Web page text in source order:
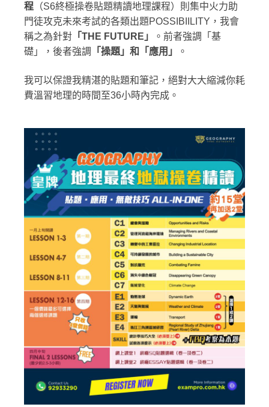
程 （S6終極操卷貼題精讀地理課程）則集中火力助
門徒攻克未來考試的各類出題POSSIBIILITY，我會
稱之為針對 「THE FUTURE 」
。前者強調「基
礎」，後者強調
「操題」和「應用」 。
我可以保證我精湛的貼題和筆記，絕對大大縮減你耗
費溫習地理的時間至36小時內完成。